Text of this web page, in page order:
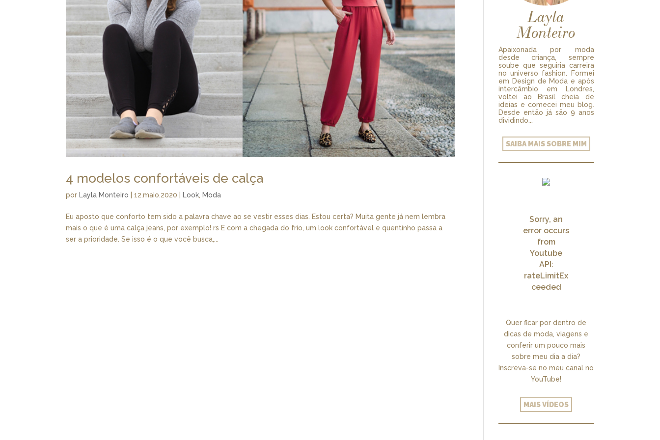
4 modelos confortáveis de calça
porLayla Monteiro |12.maio.2020 |Look,Moda
Eu aposto que conforto tem sido a palavra chave ao se vestir esses dias. Estou certa? Muita gente já nem lembra
mais o que é uma calça jeans, por exemplo! rs E com a chegada do frio, um look confortável e quentinho passa a
ser a prioridade. Se isso é o que você busca,...
Layla
Monteiro
Apaixonada por moda
desde criança, sempre
soube que seguiria carreira
no universo fashion. Formei
em Design de Moda e após
intercâmbio em Londres,
voltei ao Brasil cheia de
ideias e comecei meu blog.
Desde então já são 9 anos
dividindo...
SAIBA MAIS SOBRE MIM
Sorry, an
error occurs
from
Youtube
API:
rateLimitEx
ceeded
Quer ficar por dentro de
dicas de moda, viagens e
conferir um pouco mais
sobre meu dia a dia?
Inscreva-se no meu canal no
YouTube!
MAIS VÍDEOS